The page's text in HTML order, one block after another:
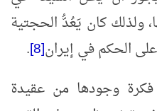
ولذلك كان يَعُدُّ الحجتية
الحكم في إيران[8]
.
وجودها من عقيدة